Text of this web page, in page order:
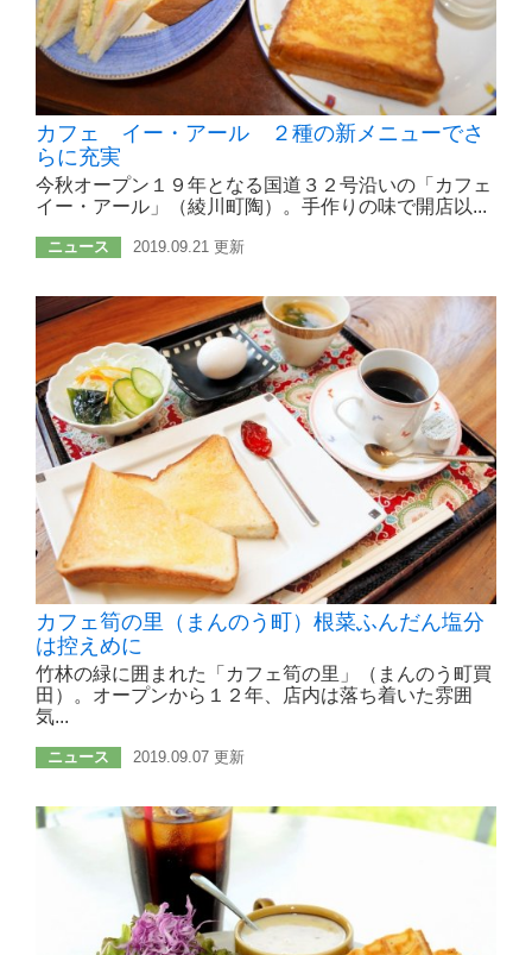
カフェ イー・アール ２種の新メニューでさ
らに充実
今秋オープン１９年となる国道３２号沿いの「カフェ
イー・アール」（綾川町陶）。手作りの味で開店以...
ニュース 2019.09.21 更新
カフェ筍の里（まんのう町）根菜ふんだん塩分
は控えめに
竹林の緑に囲まれた「カフェ筍の里」（まんのう町買
田）。オープンから１２年、店内は落ち着いた雰囲
気...
ニュース 2019.09.07 更新